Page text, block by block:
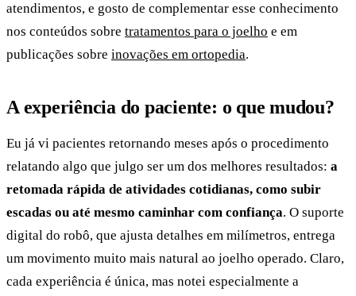
atendimentos, e gosto de complementar esse conhecimento
nos conteúdos sobre tratamentos para o joelho e em
publicações sobre inovações em ortopedia.
A experiência do paciente: o que mudou?
Eu já vi pacientes retornando meses após o procedimento
relatando algo que julgo ser um dos melhores resultados: a
retomada rápida de atividades cotidianas, como subir
escadas ou até mesmo caminhar com confiança. O suporte
digital do robô, que ajusta detalhes em milímetros, entrega
um movimento muito mais natural ao joelho operado. Claro,
cada experiência é única, mas notei especialmente a